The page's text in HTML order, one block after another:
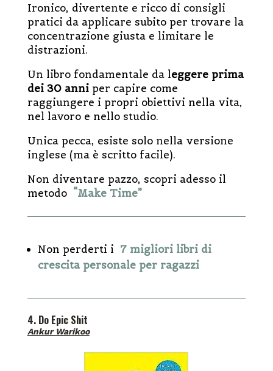
Ironico, divertente e ricco di consigli
pratici da applicare subito per trovare la
concentrazione giusta e limitare le
distrazioni.
Un libro fondamentale da leggere prima
dei 30 anniper capire come
raggiungere i propri obiettivi nella vita,
nel lavoro e nello studio.
Unica pecca, esiste solo nella versione
inglese (ma è scritto facile).
Non diventare pazzo, scopri adesso il
metodo “Make Time”
Non perderti i 7 migliori libri di
crescita personale per ragazzi
4. Do Epic Shit
Ankur Warikoo